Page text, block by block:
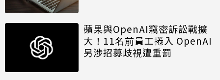
蘋果與OpenAI竊密訴訟戰擴
大！11名前員工捲入 OpenAI
另涉招募歧視遭重罰